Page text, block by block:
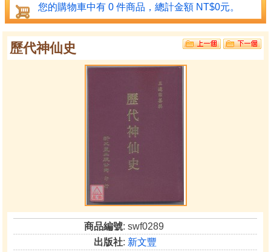
您的購物車中有 0 件商品，總計金額 NT$0元。
歷代神仙史
商品編號: swf0289
出版社: 新文豐